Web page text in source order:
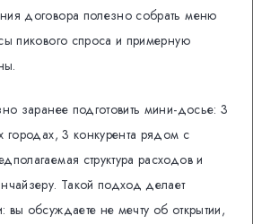
договора полезно собрать меню
пикового спроса и примерную
заранее подготовить мини-досье: 3
городах, 3 конкурента рядом с
структура расходов и
Такой подход делает
вы обсуждаете не мечту об открытии,